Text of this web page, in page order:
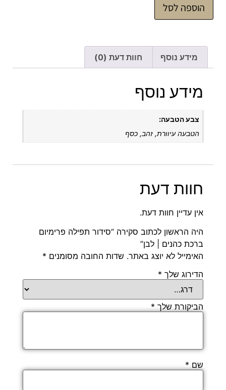
הוספה לסל
מידע נוסף חוות דעת (0)
מידע נוסף
צבע הטבעה:
הטבעה עיוורת, זהב, כסף
חוות דעת
אין עדיין חוות דעת.
היה הראשון לכתוב סקירה “סידור תפילה פרימיום
ברכת כהנים | לבן”
האימייל לא יוצג באתר. שדות החובה מסומנים *
הדירוג שלך *
הביקורת שלך *
שם *